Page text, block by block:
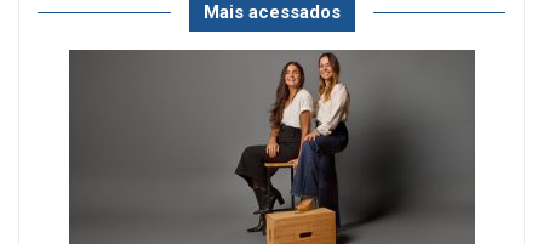
Mais acessados